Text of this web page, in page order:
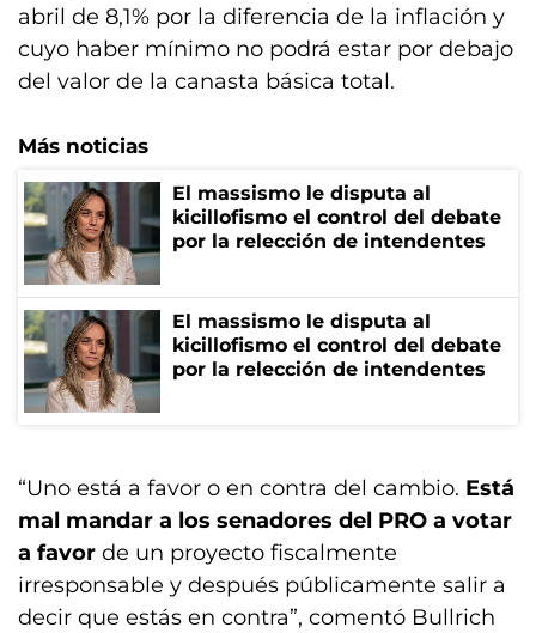
abril de 8,1% por la diferencia de la inflación y
cuyo haber mínimo no podrá estar por debajo
del valor de la canasta básica total.
Más noticias
El massismo le disputa al
kicillofismo el control del debate
por la relección de intendentes
El massismo le disputa al
kicillofismo el control del debate
por la relección de intendentes
“Uno está a favor o en contra del cambio. Está
mal mandar a los senadores del PRO a votar
a favor de un proyecto fiscalmente
irresponsable y después públicamente salir a
decir que estás en contra”, comentó Bullrich